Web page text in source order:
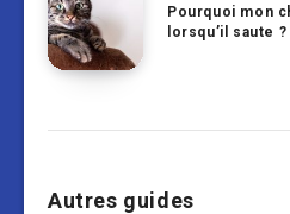
Pourquoi mon
lorsqu’il saute
Autres guides